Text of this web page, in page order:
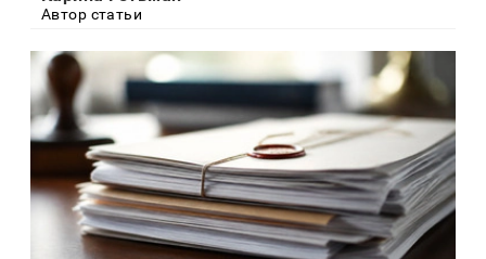
Автор статьи